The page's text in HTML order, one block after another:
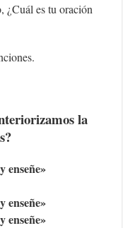
¿Cuál es tu oración
la
enseñe»
enseñe»
enseñe»